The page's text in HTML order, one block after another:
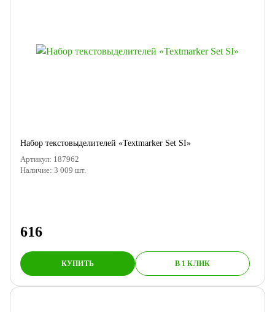
Набор текстовыделителей «Textmarker Set SI»
Артикул: 187962
Наличие: 3 009 шт.
616
КУПИТЬ В 1 КЛИК